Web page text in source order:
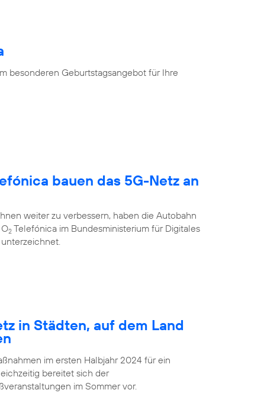
besonderen Geburtstagsangebot für Ihre
bauen das 5G-Netz an
weiter zu verbessern, haben die Autobahn
2 Telefónica im Bundesministerium für Digitales
in Städten, auf dem Land
im ersten Halbjahr 2024 für ein
bereitet sich der
im Sommer vor.